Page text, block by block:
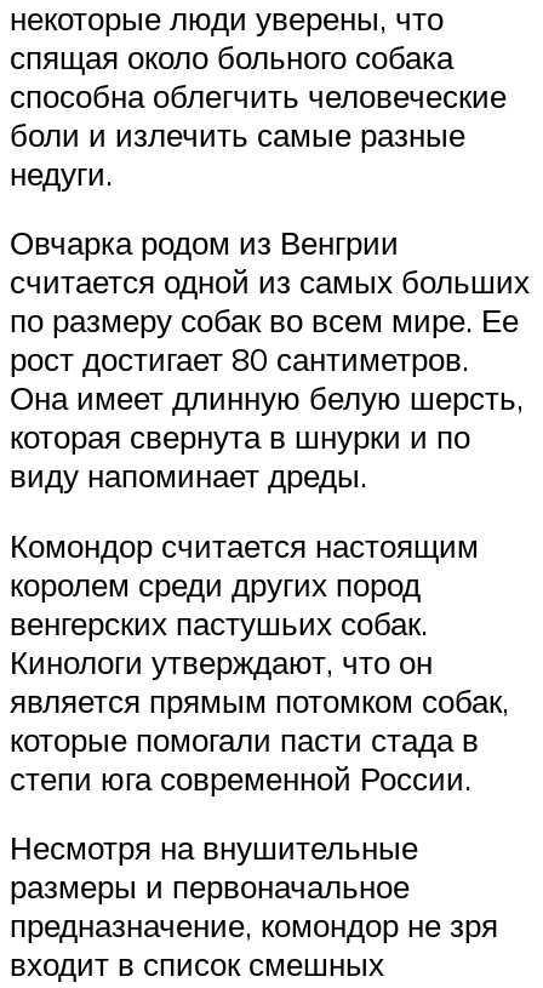
некоторые люди уверены, что
спящая около больного собака
способна облегчить человеческие
боли и излечить самые разные
недуги.
Овчарка родом из Венгрии
считается одной из самых больших
по размеру собак во всем мире. Ее
рост достигает 80 сантиметров.
Она имеет длинную белую шерсть,
которая свернута в шнурки и по
виду напоминает дреды.
Комондор считается настоящим
королем среди других пород
венгерских пастушьих собак.
Кинологи утверждают, что он
является прямым потомком собак,
которые помогали пасти стада в
степи юга современной России.
Несмотря на внушительные
размеры и первоначальное
предназначение, комондор не зря
входит в список смешных